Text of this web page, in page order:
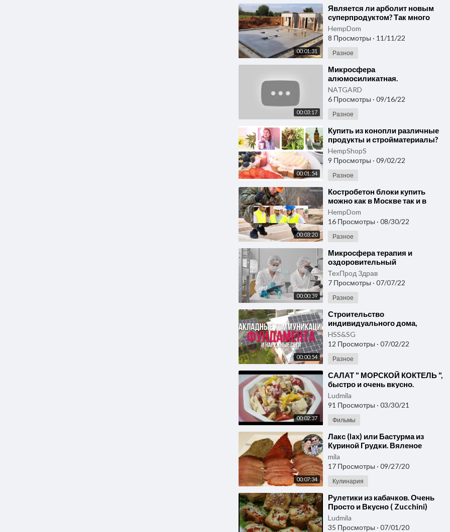
00:01:31
⁣Является ли арболит новым
суперпродуктом? Так много
новых суперпродуктов,
трудно уследить за всеми.
HempDom
8 Просмотры · 11/11/22
Разное
00:03:17
⁣Микросфера
алюмосиликатная.
Микросферы – отзывы об этих
изделиях, стеклянных
микросферах уже много!
NATGARD
6 Просмотры · 09/16/22
Разное
00:01:54
⁣Купить из конопли различные
продукты и стройматериалы?
Легко! hempshops.biz
HempShopS
9 Просмотры · 09/02/22
Разное
00:03:20
⁣Костробетон блоки купить
можно как в Москве так и в
Подмосковье. Сегодня дом из
костры сделать легко
HempDom
16 Просмотры · 08/30/22
Разное
00:00:39
⁣Микросфера терапия и
оздоровительный
терапевтический эффект на
тело человека. Много
слышали?
ТехПрод Здрав
7 Просмотры · 07/07/22
Разное
00:00:54
⁣Строительство
индивидуального дома,
строительство коттеджей,
построить здание под ключ
легко!
HSS&SG
12 Просмотры · 07/02/22
Разное
00:02:37
⁣САЛАТ " МОРСКОЙ КОКТЕЛЬ ",
быстро и очень вкусно.
Ludmila
91 Просмотры · 03/30/21
Фильмы
00:07:34
⁣Лакс (lax) или Бастурма из
Куриной Грудки. Вяленое
Мясо. Балык. Не реально
вкусно.
mila
17 Просмотры · 09/27/20
Кулинария
⁣Рулетики из кабачков. Очень
Просто и Вкусно ( Zucchini)
Ludmila
35 Просмотры · 07/01/20